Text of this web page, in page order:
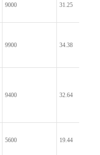
9000 31.25
9900 34.38
9400 32.64
5600 19.44